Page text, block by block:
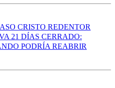
CRISTO REDENTOR
21 DÍAS CERRADO:
PODRÍA REABRIR